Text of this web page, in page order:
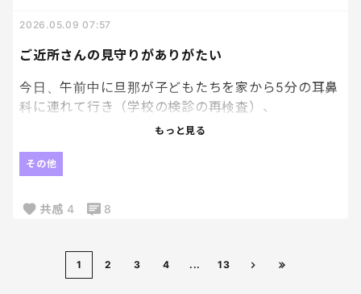
でもたまには、レンジ待ちくらい何もしない時間に
ご近所さんの見守りがありがたい
2026.05.09 07:57
今日、午前中に旦那が子どもたちを家から5分の耳鼻
科に連れて行き（学校の検診の再検査）、
そのまま旦那は隣駅のマックを買いに行き、兄妹2人
お兄ちゃんがかなり全速力で走って、その後を妹ちゃ
んが追いかけていたと。
もっと見る
その他
共感 4 8
1 2 3 4 ... 13